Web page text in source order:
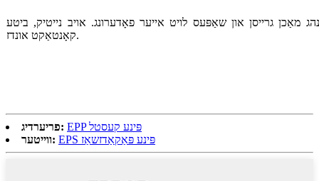
מאַכן גרייסן און שאַפּעס לויט אייער פאָדערונג. אויב נייטיק, ביטע
קאָנטאַקט אונדז.
פריערדיג:
EPP פּינע קעסטל
ווייטער:
EPS פּינע פּאַקאַדזשאַז